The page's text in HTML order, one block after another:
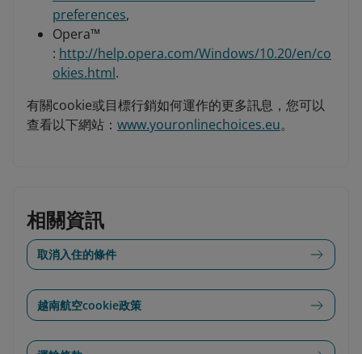
preferences,
Opera™
: http://help.opera.com/Windows/10.20/en/co
okies.html.
有關cookie或目標行銷如何運作的更多訊息，您可以
查看以下網站： www.youronlinechoices.eu。
相關資訊
取消入住的條件
越南航空cookie政策